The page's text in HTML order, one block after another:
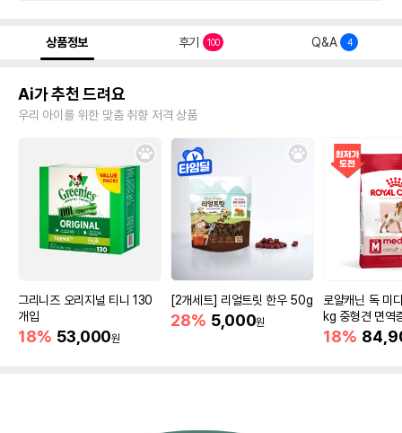
상품정보 후기 100 Q&A 4
Ai가 추천 드려요
우리 아이를 위한 맞춤 취향 저격 상품
그리니즈 오리지널 티니 130
개입
18% 53,000원
[2개세트] 리얼트릿 한우 50g
28% 5,000원
로얄캐닌 독 미
kg 중형견 면역
18%